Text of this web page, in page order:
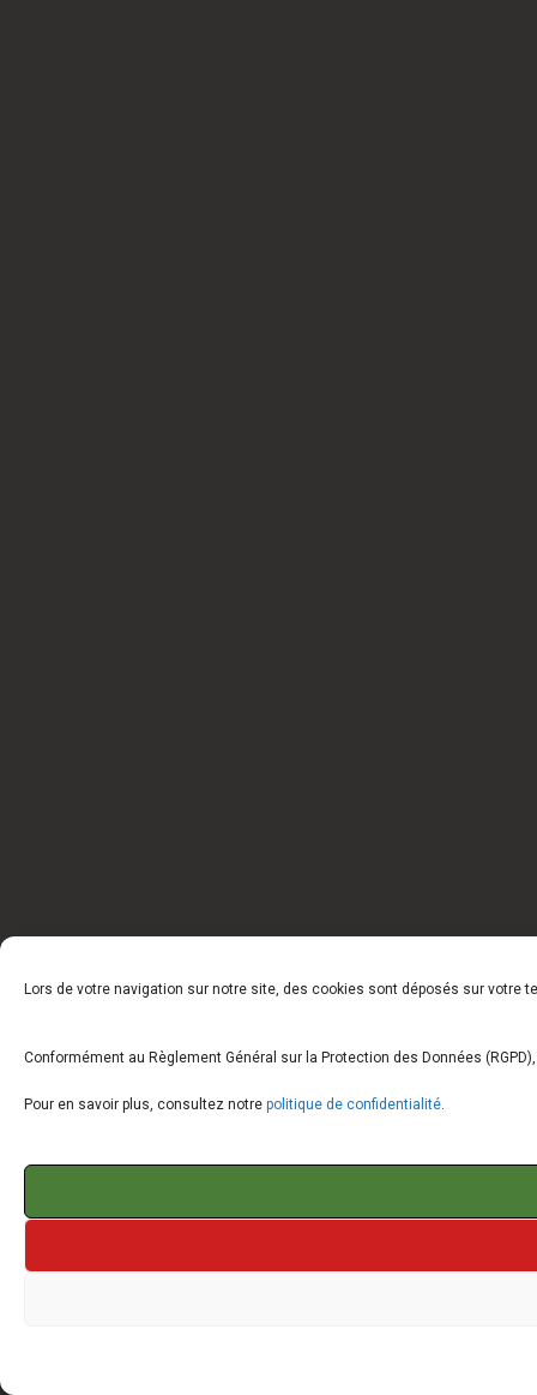
Lors de votre navigation sur notre site, des cookies sont déposés sur votre
Conformément au Règlement Général sur la Protection des Données
Pour en savoir plus, consultez notre politique de confidentialité.